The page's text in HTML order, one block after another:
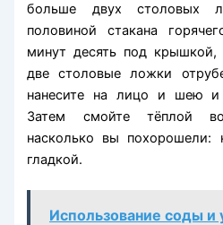
больше двух столовых
половиной стакана
минут десять под крышкой,
две столовые ложки
нанесите на лицо и шею и
Затем смойте тёплой
насколько вы похорошели:
гладкой.
Использование соды и